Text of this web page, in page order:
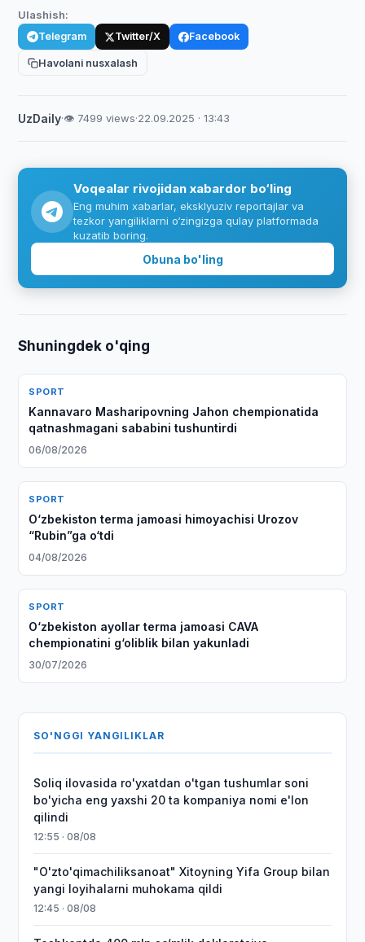
Ulashish:
Telegram Twitter/X Facebook
Havolani nusxalash
UzDaily·👁 7499 views·22.09.2025 · 13:43
Voqealar rivojidan xabardor bo‘ling
Eng muhim xabarlar, eksklyuziv reportajlar va
tezkor yangiliklarni o‘zingizga qulay platformada
kuzatib boring.
Obuna bo'ling
Shuningdek o'qing
SPORT
Kannavaro Masharipovning Jahon chempionatida
qatnashmagani sababini tushuntirdi
06/08/2026
SPORT
O‘zbekiston terma jamoasi himoyachisi Urozov
“Rubin”ga o‘tdi
04/08/2026
SPORT
O‘zbekiston ayollar terma jamoasi CAVA
chempionatini g‘oliblik bilan yakunladi
30/07/2026
SO'NGGI YANGILIKLAR
Soliq ilovasida ro'yxatdan o'tgan tushumlar soni
bo'yicha eng yaxshi 20 ta kompaniya nomi e'lon
qilindi
12:55 · 08/08
"O'zto'qimachiliksanoat" Xitoyning Yifa Group bilan
yangi loyihalarni muhokama qildi
12:45 · 08/08